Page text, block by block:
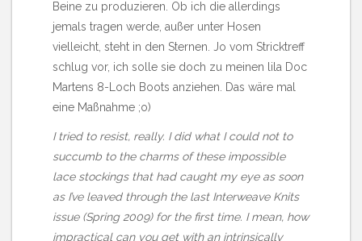
Beine zu produzieren. Ob ich die allerdings
jemals tragen werde, außer unter Hosen
vielleicht, steht in den Sternen. Jo vom Stricktreff
schlug vor, ich solle sie doch zu meinen lila Doc
Martens 8-Loch Boots anziehen. Das wäre mal
eine Maßnahme ;o)
I tried to resist, really. I did what I could not to
succumb to the charms of these impossible
lace stockingsthat had caught my eye as soon
as I’ve leaved through the last Interweave Knits
issue (Spring 2009) for the first time. I mean, how
impractical can you get with an intrinsically